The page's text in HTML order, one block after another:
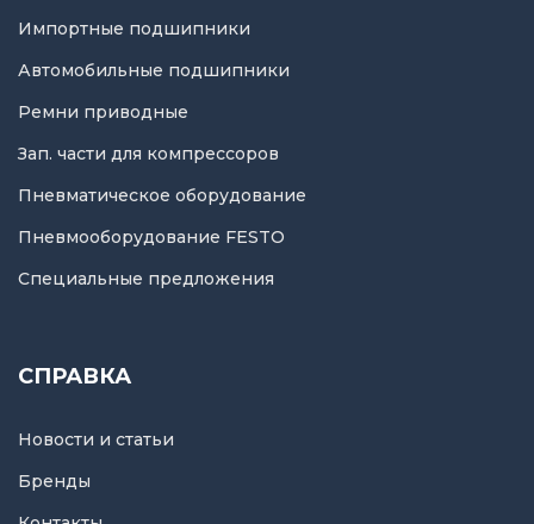
Импортные подшипники
Автомобильные подшипники
Ремни приводные
Зап. части для компрессоров
Пневматическое оборудование
Пневмооборудование FESTO
Специальные предложения
СПРАВКА
Новости и статьи
Бренды